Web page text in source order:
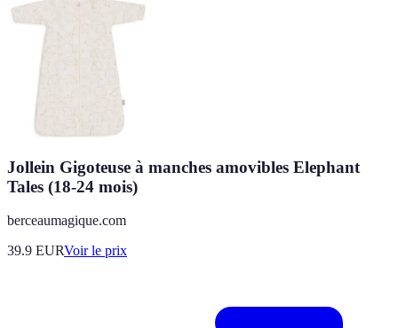
Jollein Gigoteuse à manches amovibles Elephant
Tales (18-24 mois)
berceaumagique.com
39.9 EURVoir le prix